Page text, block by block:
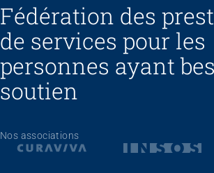
Fédération des
de services pour les
personnes ayant
soutien
Nos associations